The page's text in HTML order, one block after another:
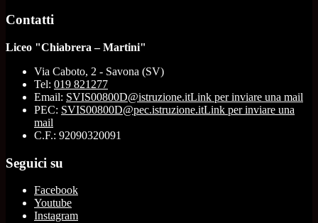
Contatti
Liceo "Chiabrera – Martini"
Via Caboto, 2 - Savona (SV)
Tel: 019 821277
Email: SVIS00800D@istruzione.itLink per inviare una mail
PEC: SVIS00800D@pec.istruzione.itLink per inviare una
mail
C.F.: 92090320091
Seguici su
Facebook
Youtube
Instagram